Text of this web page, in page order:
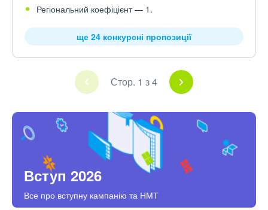
Регіональний коефіцієнт — 1.
ще 24 конкурсні пропозиції
Стор. 1 з 4
Вступ 2026
Все про вступну кампанію та НМТ